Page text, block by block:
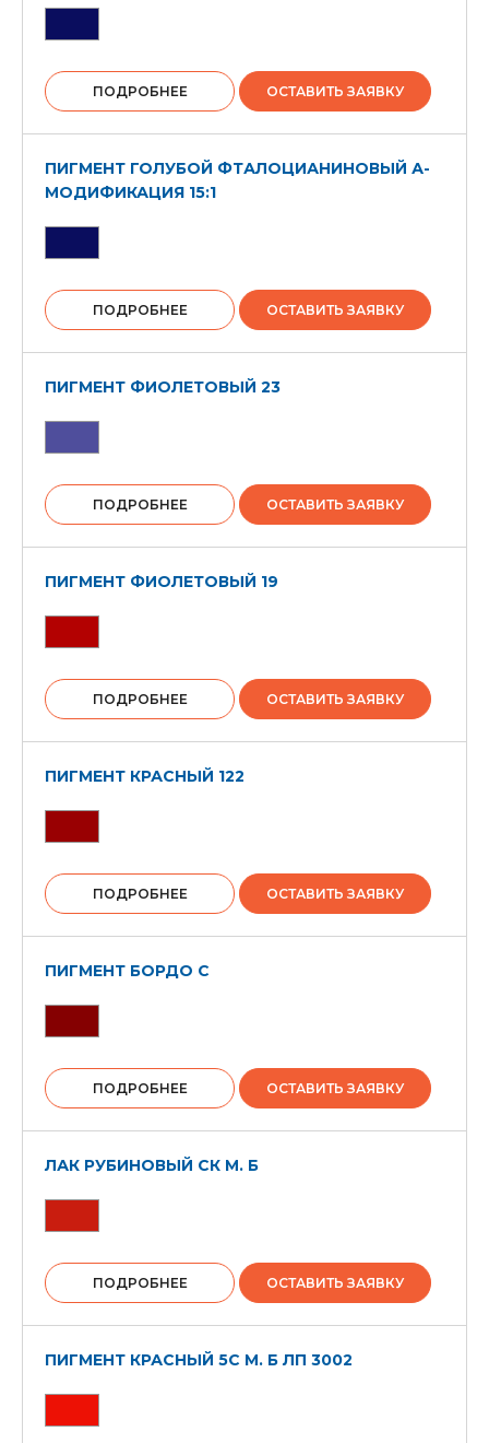
ПОДРОБНЕЕ ОСТАВИТЬ ЗАЯВКУ
ПИГМЕНТ ГОЛУБОЙ ФТАЛОЦИАНИНОВЫЙ А-
МОДИФИКАЦИЯ 15:1
ПОДРОБНЕЕ ОСТАВИТЬ ЗАЯВКУ
ПИГМЕНТ ФИОЛЕТОВЫЙ 23
ПОДРОБНЕЕ ОСТАВИТЬ ЗАЯВКУ
ПИГМЕНТ ФИОЛЕТОВЫЙ 19
ПОДРОБНЕЕ ОСТАВИТЬ ЗАЯВКУ
ПИГМЕНТ КРАСНЫЙ 122
ПОДРОБНЕЕ ОСТАВИТЬ ЗАЯВКУ
ПИГМЕНТ БОРДО С
ПОДРОБНЕЕ ОСТАВИТЬ ЗАЯВКУ
ЛАК РУБИНОВЫЙ СК М. Б
ПОДРОБНЕЕ ОСТАВИТЬ ЗАЯВКУ
ПИГМЕНТ КРАСНЫЙ 5С М. Б ЛП 3002